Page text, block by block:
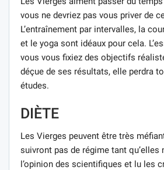
vous ne devriez pas vous priver de
L’entraînement par intervalles, la
et le yoga sont idéaux pour cela.
vous vous fixiez des objectifs
déçue de ses résultats, elle perdra
études.
DIÈTE
Les Vierges peuvent être très
suivront pas de régime tant qu’elles
l’opinion des scientifiques et lu les